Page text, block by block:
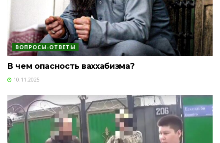
ВОПРОСЫ-ОТВЕТЫ
В чем опасность ваххабизма?
10.11.2025